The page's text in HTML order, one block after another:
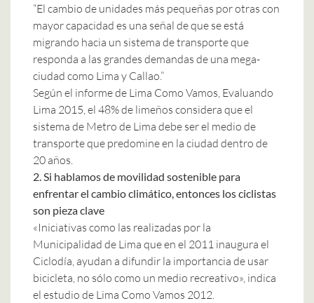
“El cambio de unidades más pequeñas por otras con
mayor capacidad es una señal de que se está
migrando hacia un sistema de transporte que
responda a las grandes demandas de una mega-
ciudad como Lima y Callao.”
Según el informe de Lima Como Vamos, Evaluando
Lima 2015, el 48% de limeños considera que el
sistema de Metro de Lima debe ser el medio de
transporte que predomine en la ciudad dentro de
20 años.
2. Si hablamos de movilidad sostenible para
enfrentar el cambio climático, entonces los ciclistas
son pieza clave
«Iniciativas como las realizadas por la
Municipalidad de Lima que en el 2011 inaugura el
Ciclodía, ayudan a difundir la importancia de usar
bicicleta, no sólo como un medio recreativo», indica
el estudio de Lima Como Vamos 2012.